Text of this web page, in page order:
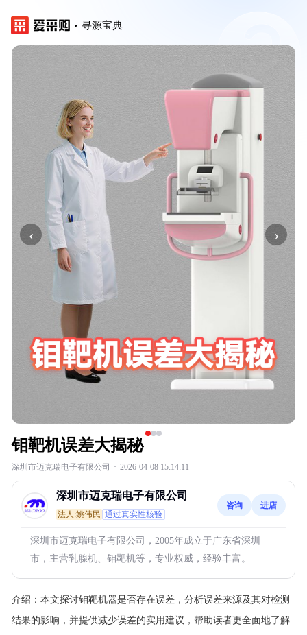
寻源宝典
‹ ›
钼靶机误差大揭秘
深圳市迈克瑞电子有限公司 · 2026-04-08 15:14:11
深圳市迈克瑞电子有限公司
法人:姚伟民 通过真实性核验
咨询 进店
深圳市迈克瑞电子有限公司，2005年成立于广东省深圳
市，主营乳腺机、钼靶机等，专业权威，经验丰富。
介绍： 本文探讨钼靶机器是否存在误差，分析误差来源及其对检测
结果的影响，并提供减少误差的实用建议，帮助读者更全面地了解